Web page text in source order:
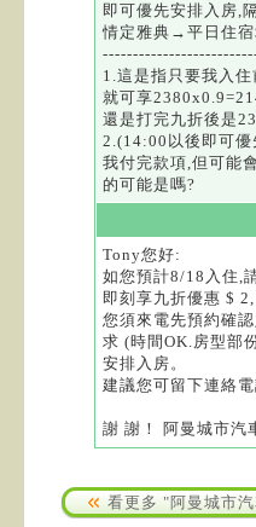
即可優先安排入房,
情定雅典→平日住
1.這是指只要我入
就可享
還是打完九折後是
2.(14:00以後即可
我付完款項,但可能
的可能是嗎?
Tony您好:
如您預計8/18入住,
即刻享九折優惠 $
您須來電先預約確
求 (時間OK.房型部
安排入房。
建議您可留下連絡
謝 謝！ 阿曼城市汽
看更多 "阿曼城市